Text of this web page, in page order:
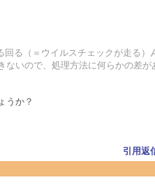
る（＝ウイルスチェックが走る）
いので、処理方法に何らかの差が
うか？
引用返